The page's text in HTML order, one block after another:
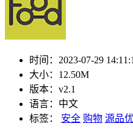
时间： 2023-07-29
大小： 12.50M
版本： v2.1
语言： 中文
标签：
安全 购物 源品